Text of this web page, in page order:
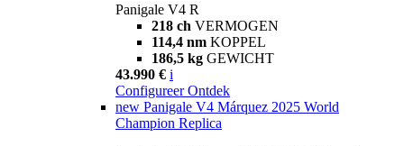
Panigale V4 R
218 ch VERMOGEN
114,4 nm KOPPEL
186,5 kg GEWICHT
43.990 € i
Configureer Ontdek
new Panigale V4 Márquez 2025 World
Champion Replica